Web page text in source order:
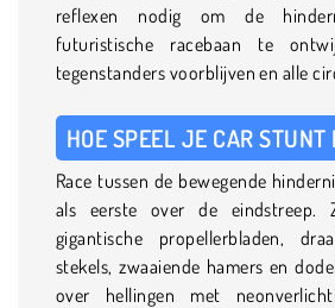
reflexen nodig om de
futuristische racebaan te
tegenstanders voorblijven en alle
HOE SPEEL JE CAR STUNT
Race tussen de bewegende
als eerste over de eindstreep.
gigantische propellerbladen,
stekels, zwaaiende hamers en
over hellingen met